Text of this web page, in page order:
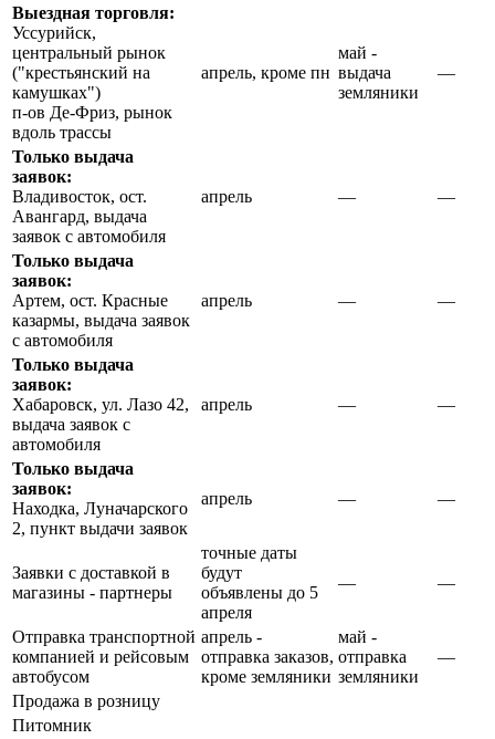
Выездная торговля:
Уссурийск,
центральный рынок
("крестьянский на
камушках")
п-ов Де-Фриз, рынок
вдоль трассы
апрель, кроме пн
май -
выдача
земляники
—
Только выдача
заявок:
Владивосток, ост.
Авангард, выдача
заявок с автомобиля
апрель — —
Только выдача
заявок:
Артем, ост. Красные
казармы, выдача заявок
с автомобиля
апрель — —
Только выдача
заявок:
Хабаровск, ул. Лазо 42,
выдача заявок с
автомобиля
апрель — —
Только выдача
заявок:
Находка, Луначарского
2, пункт выдачи заявок
апрель — —
Заявки c доставкой в
магазины - партнеры
точные даты
будут
объявлены до 5
апреля
— —
Отправка транспортной
компанией и рейсовым
автобусом
апрель -
отправка заказов,
кроме земляники
май -
отправка
земляники
—
Продажа в розницу
Питомник